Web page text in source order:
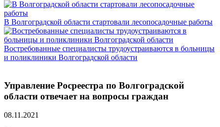
В Волгоградской области стартовали лесопосадочные работы
Востребованные специалисты трудоустраиваются в больницы
и поликлиники Волгоградской области
Управление Росреестра по Волгоградской
области отвечает на вопросы граждан
08.11.2021